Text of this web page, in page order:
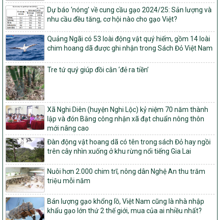
Quy định nguyên tắc, tiêu chí, định mức phân bổ ngân sách trung
ương và tỉ lệ vốn đối ứng ngân sách của địa phương thực hiện
Chương trình mục tiêu quốc gia xây dựng nông thôn mới, giảm
nghèo bền vững và phát triển kinh tế – xã hội vùng đồng bào dân
tộc thiểu số và miền núi giai đoạn 2026 – 2030
1451/QĐ-UBND
Phê duyệt danh sách các xã thuộc nhóm 1, nhóm 2, nhóm 3
trong xây dựng nông thôn mới giai đoạn 2026-2030 trên địa bàn
tỉnh Nghệ An
103/PTNT-NTM
Về việc đăng ký thực hiện Dự án liên kết theo chuỗi giá trị thuộc
Dự án 2 – Chương trình Mục tiêu quốc gia Giảm nghèo bền vững
giai đoạn 2021-2025 được kéo dài sang năm 2026
827/QĐ-BNNMT
Quyết định Ban hành Kế hoạch triển khai thực hiện Chương trình
mục tiêu quốc gia xây dựng nông thôn mới, giảm nghèo bền
vững và phát triển kinh tế – xã hội vùng đồng bào dân tộc thiểu
số và miền núi giai đoạn 2026-2035, giai đoạn I: Từ năm 2026
đến năm 2030
14/2026/TT-BNNMT
Hướng dẫn thực hiện một số nội dung tiêu chí, điều kiện thuộc Bộ
Dự báo ‘nóng’ về cung cầu gạo 2024/25: Sản lượng và
nhu cầu đều tăng, cơ hội nào cho gạo Việt?
Quảng Ngãi có 53 loài động vật quý hiếm, gồm 14 loài
chim hoang dã được ghi nhận trong Sách Đỏ Việt Nam
Tre tứ quý giúp đồi cằn ‘đẻ ra tiền’
Xã Nghi Diên (huyện Nghi Lộc) kỷ niệm 70 năm thành
lập và đón Bằng công nhận xã đạt chuẩn nông thôn
mới nâng cao
Đàn động vật hoang dã có tên trong sách Đỏ hay ngồi
trên cây nhìn xuống ở khu rừng nổi tiếng Gia Lai
Nuôi hơn 2.000 chim trĩ, nông dân Nghệ An thu trăm
triệu mỗi năm
Bán lượng gạo khổng lồ, Việt Nam cũng là nhà nhập
khẩu gạo lớn thứ 2 thế giới, mua của ai nhiều nhất?